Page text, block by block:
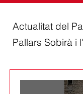
Actualitat del
Pallars Sobirà i